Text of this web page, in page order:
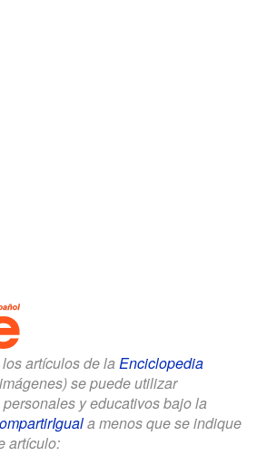
artículos de la Enciclopedia
se puede utilizar
y educativos bajo la
a menos que se indique
artículo: